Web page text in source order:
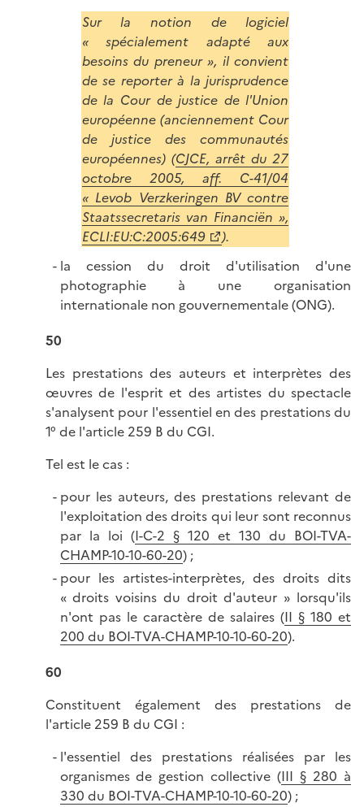
Sur la notion de logiciel
« spécialement adapté aux
besoins du preneur », il convient
de se reporter à la jurisprudence
de la Cour de justice de l'Union
européenne (anciennement Cour
de justice des communautés
européennes) (CJCE, arrêt du 27
octobre 2005, aff. C-41/04
« Levob Verzkeringen BV contre
Staatssecretaris van Financiën »,
ECLI:EU:C:2005:649
).
la cession du droit d'utilisation d'une
photographie à une organisation
internationale non gouvernementale (ONG).
50
Les prestations des auteurs et interprètes des
œuvres de l'esprit et des artistes du spectacle
s'analysent pour l'essentiel en des prestations du
1° de l'article 259 B du CGI.
Tel est le cas :
pour les auteurs, des prestations relevant de
l'exploitation des droits qui leur sont reconnus
par la loi (I-C-2 § 120 et 130 du BOI-TVA-
CHAMP-10-10-60-20) ;
pour les artistes-interprètes, des droits dits
« droits voisins du droit d'auteur » lorsqu'ils
n'ont pas le caractère de salaires (II § 180 et
200 du BOI-TVA-CHAMP-10-10-60-20).
60
Constituent également des prestations de
l'article 259 B du CGI :
l'essentiel des prestations réalisées par les
organismes de gestion collective (III § 280 à
330 du BOI-TVA-CHAMP-10-10-60-20) ;